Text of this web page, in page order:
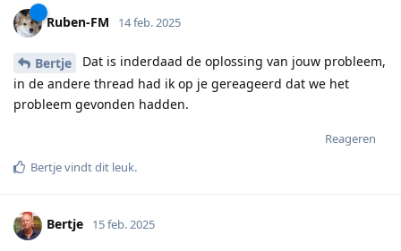
Ruben-FM 14 feb. 2025
Bertje
Dat is inderdaad de oplossing van jouw probleem,
in de andere thread had ik op je gereageerd dat we het
probleem gevonden hadden.
Reageren
Bertjevindt dit leuk.
Bertje 15 feb. 2025